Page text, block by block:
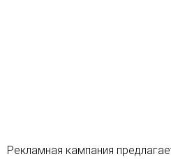
Рекламная кампания